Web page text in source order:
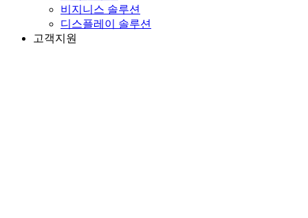
비지니스 솔루션
디스플레이 솔루션
고객지원